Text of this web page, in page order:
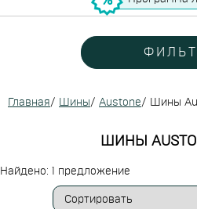
Главная/ Шины/ Austone/ Шины
ШИНЫ
Найдено: 1 предложение